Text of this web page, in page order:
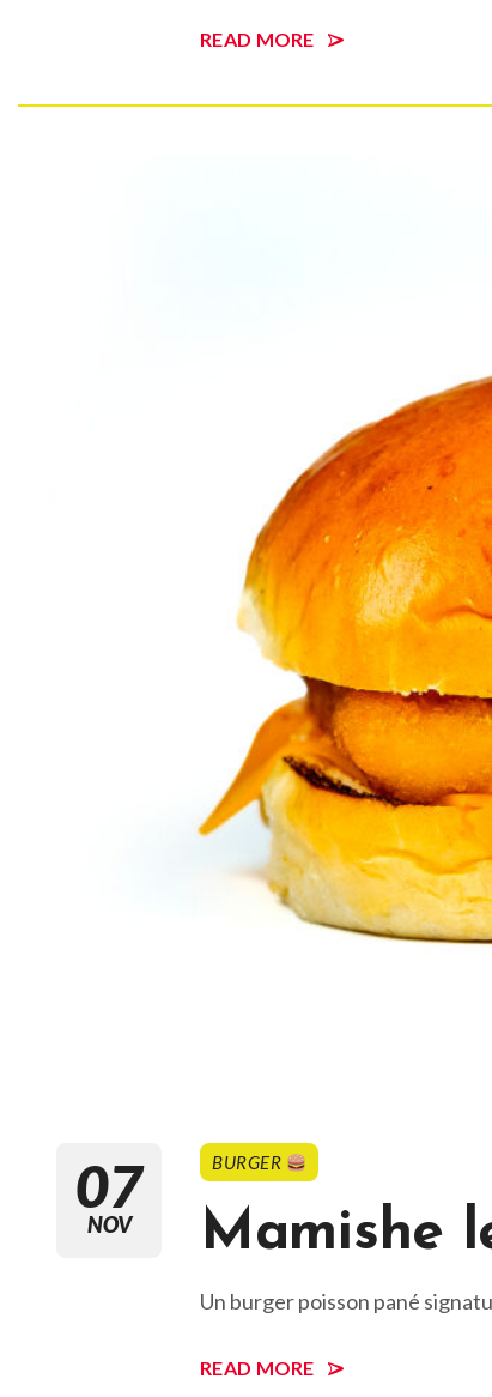
READ MORE
07
NOV
BURGER
Mamishe
Un burger poisson pané
READ MORE